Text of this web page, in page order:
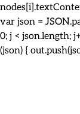
var json =
0; j < json.length;
(json) {